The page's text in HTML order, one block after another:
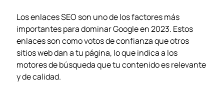
Los enlaces SEO son uno de los factores más
importantes para dominar Google en 2023. Estos
enlaces son como votos de confianza que otros
sitios web dan a tu página, lo que indica a los
motores de búsqueda que tu contenido es relevante
y de calidad.